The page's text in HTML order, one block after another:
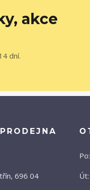
akce
dní.
696 04 Út: